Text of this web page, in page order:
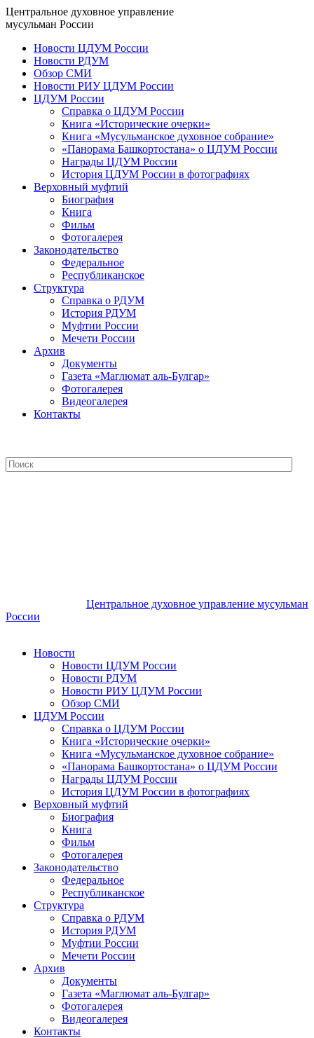
Центральное духовное управление
мусульман России
Новости ЦДУМ России
Новости РДУМ
Обзор СМИ
Новости РИУ ЦДУМ России
ЦДУМ России
Справка о ЦДУМ России
Книга «Исторические очерки»
Книга «Мусульманское духовное собрание»
«Панорама Башкортостана» о ЦДУМ России
Награды ЦДУМ России
История ЦДУМ России в фотографиях
Верховный муфтий
Биография
Книга
Фильм
Фотогалерея
Законодательство
Федеральное
Республиканское
Структура
Справка о РДУМ
История РДУМ
Муфтии России
Мечети России
Архив
Документы
Газета «Маглюмат аль-Булгар»
Фотогалерея
Видеогалерея
Контакты
Центральное духовное управление мусульман
России
Новости
Новости ЦДУМ России
Новости РДУМ
Новости РИУ ЦДУМ России
Обзор СМИ
ЦДУМ России
Справка о ЦДУМ России
Книга «Исторические очерки»
Книга «Мусульманское духовное собрание»
«Панорама Башкортостана» о ЦДУМ России
Награды ЦДУМ России
История ЦДУМ России в фотографиях
Верховный муфтий
Биография
Книга
Фильм
Фотогалерея
Законодательство
Федеральное
Республиканское
Структура
Справка о РДУМ
История РДУМ
Муфтии России
Мечети России
Архив
Документы
Газета «Маглюмат аль-Булгар»
Фотогалерея
Видеогалерея
Контакты